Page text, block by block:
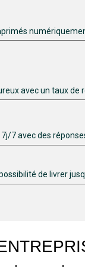
avec un taux de
7 avec des
de livrer